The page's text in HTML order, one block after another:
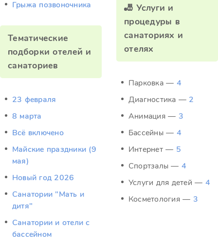
Грыжа позвоночника
Тематические
подборки отелей и
санаториев
23 февраля
8 марта
Всё включено
Майские праздники (9
мая)
Новый год 2026
Санатории "Мать и
дитя"
Санатории и отели с
бассейном
🎳 Услуги и
процедуры в
санаториях и
отелях
Парковка — 4
Диагностика — 2
Анимация — 3
Бассейны — 4
Интернет — 5
Спортзалы — 4
Услуги для детей — 4
Косметология — 3